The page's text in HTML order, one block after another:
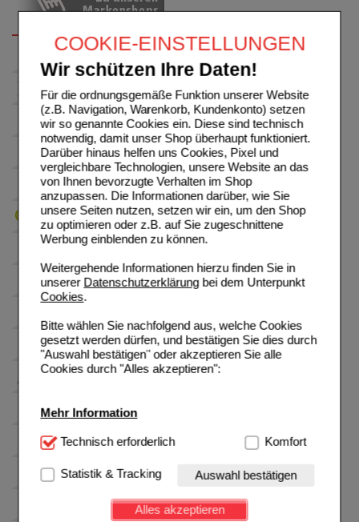
COOKIE-EINSTELLUNGEN
Wir schützen Ihre Daten!
Für die ordnungsgemäße Funktion unserer Website
(z.B. Navigation, Warenkorb, Kundenkonto) setzen
wir so genannte Cookies ein. Diese sind technisch
notwendig, damit unser Shop überhaupt funktioniert.
Darüber hinaus helfen uns Cookies, Pixel und
vergleichbare Technologien, unsere Website an das
von Ihnen bevorzugte Verhalten im Shop
anzupassen. Die Informationen darüber, wie Sie
unsere Seiten nutzen, setzen wir ein, um den Shop
zu optimieren oder z.B. auf Sie zugeschnittene
Werbung einblenden zu können.
Weitergehende Informationen hierzu finden Sie in
unserer Datenschutzerklärungbei dem Unterpunkt
Cookies.
Bitte wählen Sie nachfolgend aus, welche Cookies
gesetzt werden dürfen, und bestätigen Sie dies durch
"Auswahl bestätigen" oder akzeptieren Sie alle
Cookies durch "Alles akzeptieren":
Mehr Information
Technisch Notwendig:Hierbei handelt es sich um
Website notwendig sind (z.B. Navigation, Warenkorb,
Kundenkonto), weshalb auf diese nicht verzichtet
werden kann.
Technisch erforderlich Komfort
Statistik & Tracking Auswahl bestätigen
Alles akzeptieren